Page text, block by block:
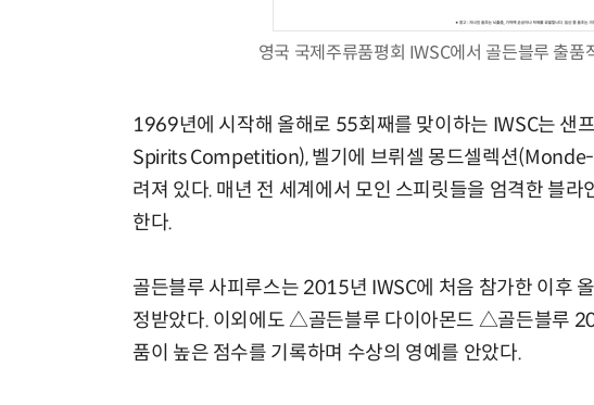
영국 국제주류품평회 IWSC에서 골든블루 출
1969년에 시작해 올해로 55회째를 맞이하는 IWSC는 샌
Spirits Competition), 벨기에 브뤼셀 몽드셀렉션
려져 있다. 매년 전 세계에서 모인 스피릿들을 엄격한 블
한다.
골든블루 사피루스는 2015년 IWSC에 처음 참가한 이후
정받았다. 이외에도 △골든블루 다이아몬드 △골든블루
품이 높은 점수를 기록하며 수상의 영예를 안았다.